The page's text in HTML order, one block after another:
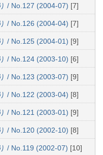
/ No.127 (2004-07) [7]
/ No.126 (2004-04) [7]
/ No.125 (2004-01) [9]
/ No.124 (2003-10) [6]
/ No.123 (2003-07) [9]
/ No.122 (2003-04) [8]
/ No.121 (2003-01) [9]
/ No.120 (2002-10) [8]
/ No.119 (2002-07) [10]